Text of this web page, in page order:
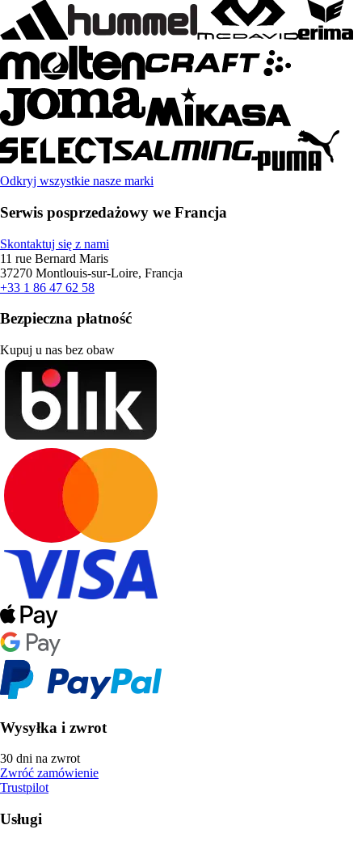
Odkryj wszystkie nasze marki
Serwis posprzedażowy we Francja
Skontaktuj się z nami
11 rue Bernard Maris
37270 Montlouis-sur-Loire, Francja
+33 1 86 47 62 58
Bezpieczna płatność
Kupuj u nas bez obaw
Wysyłka i zwrot
30 dni na zwrot
Zwróć zamówienie
Trustpilot
Usługi